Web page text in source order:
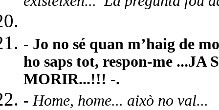
- Jo no sé quan m’haig de
ho saps tot, respon-me ...JA
MORIR...!!! -.
-Home, home... això no val...